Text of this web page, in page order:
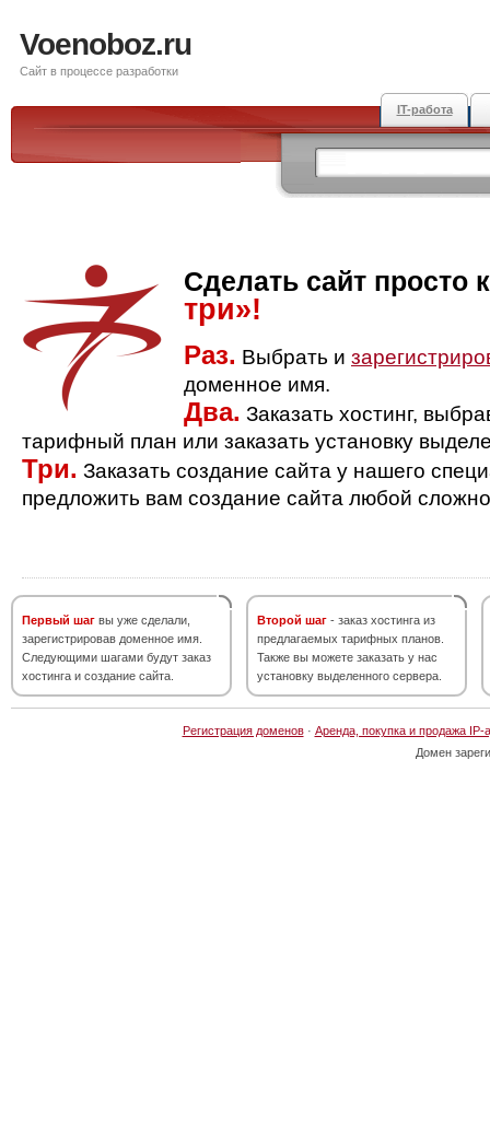
Voenoboz.ru
Сайт в процессе разработки
IT-работа
Сделать сайт просто
три»!
Раз. Выбрать и
доменное имя.
Два. Заказать хостинг,
тарифный план или заказать установку
Три. Заказать создание сайта у нашего
предложить вам создание сайта любой
Первый шаг вы уже сделали,
зарегистрировав доменное имя.
Следующими шагами будут заказ
хостинга и создание сайта.
Второй шаг - заказ хостинга из
предлагаемых тарифных планов.
Также вы можете заказать у нас
установку выделенного сервера.
Регистрация доменов· Аренда, покупка и продажа IP-
Домен